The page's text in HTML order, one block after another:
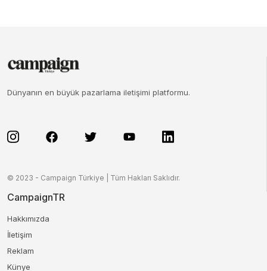
Dünyanın en büyük pazarlama iletişimi platformu.
© 2023 - Campaign Türkiye | Tüm Hakları Saklıdır.
CampaignTR
Hakkımızda
İletişim
Reklam
Künye